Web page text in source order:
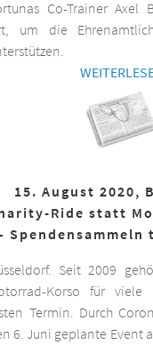
Co-Trainer Axel
um die
15. August 2020,
Ride statt
Spendensammeln
Seit 2009
Korso für viele
Termin. Durch
6. Juni geplante Event